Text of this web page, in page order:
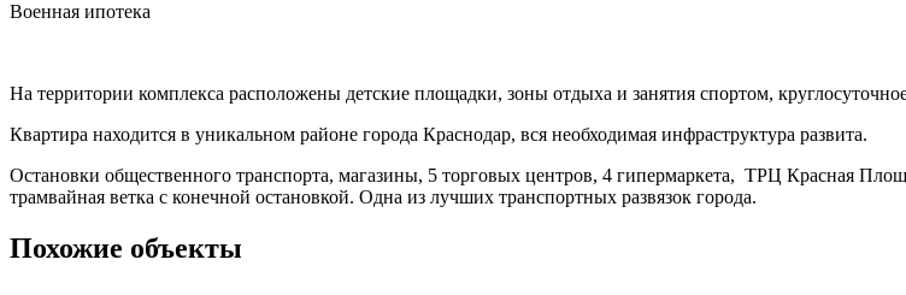
Военная ипотека
На территории комплекса расположены детские площадки, зоны отдыха и занятия спортом,
Квартира находится в уникальном районе города Краснодар, вся необходимая инфраструктура развита.
Остановки общественного транспорта, магазины, 5 торговых центров, 4 гипермаркета, ТРЦ Красная
трамвайная ветка с конечной остановкой. Одна из лучших транспортных развязок города.
Похожие объекты